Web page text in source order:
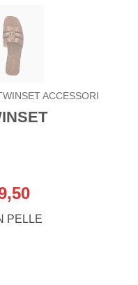
ACCESSORI
Il
attuale
PELLE